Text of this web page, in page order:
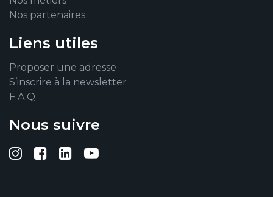
Nos partenaires
Liens utiles
Proposer une adresse
S’inscrire à la newsletter
F.A.Q
Nous suivre
Suivez-nous sur Instagram
Suivez-nous sur Facebook
Suivez-nous sur Linkedin
Suivez-nous sur